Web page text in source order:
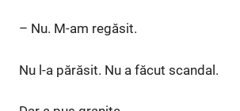
– Nu. M-am regăsit.
Nu l-a părăsit. Nu a făcut scandal.